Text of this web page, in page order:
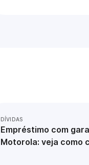
DÍVIDAS
Empréstimo com
Motorola: veja como